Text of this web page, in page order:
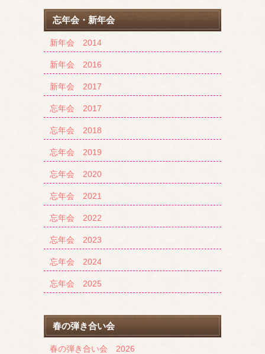
忘年会・新年会
新年会 2014
新年会 2016
新年会 2017
忘年会 2017
忘年会 2018
忘年会 2019
忘年会 2020
忘年会 2021
忘年会 2022
忘年会 2023
忘年会 2024
忘年会 2025
春の弾き合い会
春の弾き合い会 2026